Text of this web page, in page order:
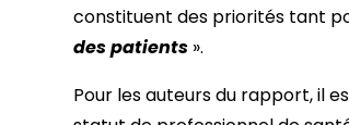
constituent des priorités tant
des patients ».
Pour les auteurs du rapport, il